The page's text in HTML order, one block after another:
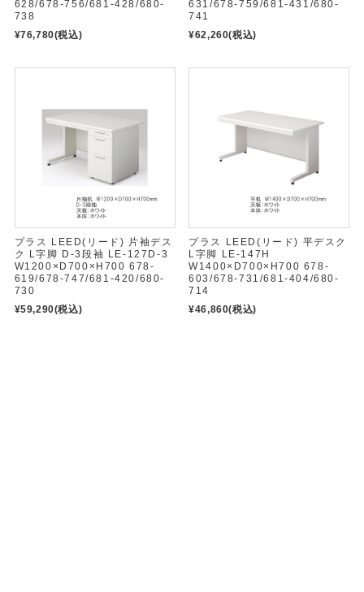
628/678-756/681-428/680-
738
¥76,780(税込)
631/678-759/681-431/680-
741
¥62,260(税込)
プラス LEED(リード) 片袖デス
ク L字脚 D-3段袖 LE-127D-3
W1200×D700×H700 678-
619/678-747/681-420/680-
730
¥59,290(税込)
プラス LEED(リード) 平デスク
L字脚 LE-147H
W1400×D700×H700 678-
603/678-731/681-404/680-
714
¥46,860(税込)